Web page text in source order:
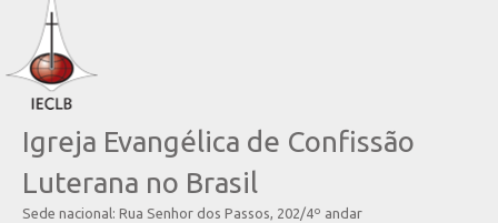
Igreja Evangélica de Confissão
Luterana no Brasil
Sede nacional: Rua Senhor dos Passos, 202/4º andar